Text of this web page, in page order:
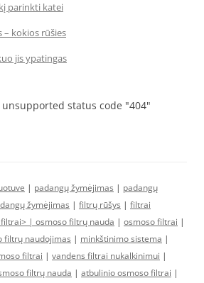
parinkti katei
– kokios rūšies
jis ypatingas
unsupported status code "404"
| padangų žymėjimas | padangų
žymėjimas | filtrų rūšys | filtrai
| osmoso filtrų nauda | osmoso filtrai |
filtrų naudojimas | minkštinimo sistema |
filtrai | vandens filtrai nukalkinimui |
filtrų nauda | atbulinio osmoso filtrai |